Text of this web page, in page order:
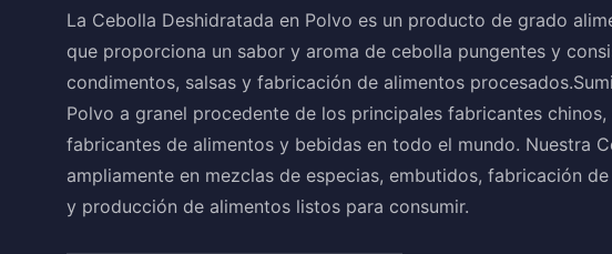
La Cebolla Deshidratada en Polvo es un producto de grado
que proporciona un sabor y aroma de cebolla pungentes y
condimentos, salsas y fabricación de alimentos
Polvo a granel procedente de los principales fabricantes
fabricantes de alimentos y bebidas en todo el mundo. Nuestra
ampliamente en mezclas de especias, embutidos, fabricación
y producción de alimentos listos para consumir.